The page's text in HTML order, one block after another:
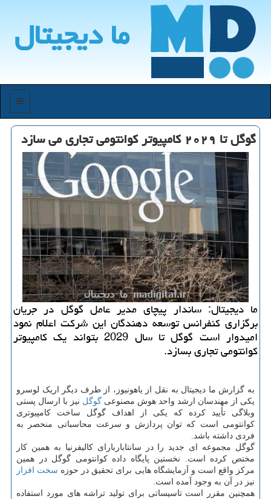
ما دیجیتال
منو
گوگل تا ۲۰۲۹ كامپیوتر كوانتومی تجاری می سازد
ما دیجیتال: ساندار پیچای مدیر عامل گوگل در جریان
برگزاری کنفرانس توسعه دهندگان این شرکت اعلام نمود
امیدوار است گوگل تا سال 2029 بتواند یک کامپیوتر
کوانتومی تجاری بسازد.
به گزارش ما دیجیتال به نقل از یاهونیوز، از طرف دیگر اریک لوسرو
یکی از مهندسان ارشد واحد هوش مصنوعی گوگل نیز با ارسال پستی
وبلاگی تأیید کرده که یکی از اهداف گوگل ساخت کامپیوتری
کوانتومی است که توان پردازش و سرعت محاسباتی منحصر به
فردی داشته باشد.
گوگل مجموعه ای جدید را در سانتاباربارای کالیفرنیا به همین کار
مختص کرده است. نخستین پایگاه داده کوانتومی گوگل در همین
مرکز واقع است و آزمایشگاه هایی برای تحقیق در حوزه سخت افزار
نیز در آن به وجود آمده است.
همچنین مقرر است تاسیساتی برای تولید تراشه های مورد استفاده